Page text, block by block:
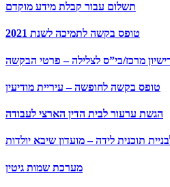
תשלום עבור קבלת מידע מוקדם
טופס בקשה לתמיכה לשנת 2021
מרכז/בי”ס לצלילה – פרטי הבקשה
טופס בקשה לחופשה – עיריית מודיעין
הגשת ערעור לבית הדין הארצי לעבודה
תוכנית לידה – מועדון שיבא יולדות
מערכת שמות גיטין